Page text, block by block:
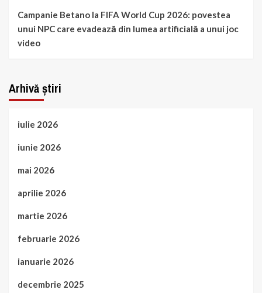
Campanie Betano la FIFA World Cup 2026: povestea
unui NPC care evadează din lumea artificială a unui joc
video
Arhivă știri
iulie 2026
iunie 2026
mai 2026
aprilie 2026
martie 2026
februarie 2026
ianuarie 2026
decembrie 2025